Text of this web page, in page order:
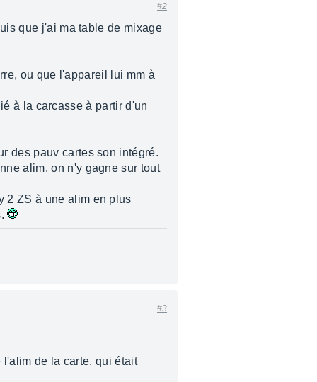
#2
que j'ai ma table de mixage
ou que l'appareil lui mm à
à la carcasse à partir d'un
des pauv cartes son intégré.
alim, on n'y gagne sur tout
2 ZS à une alim en plus
#3
de la carte, qui était